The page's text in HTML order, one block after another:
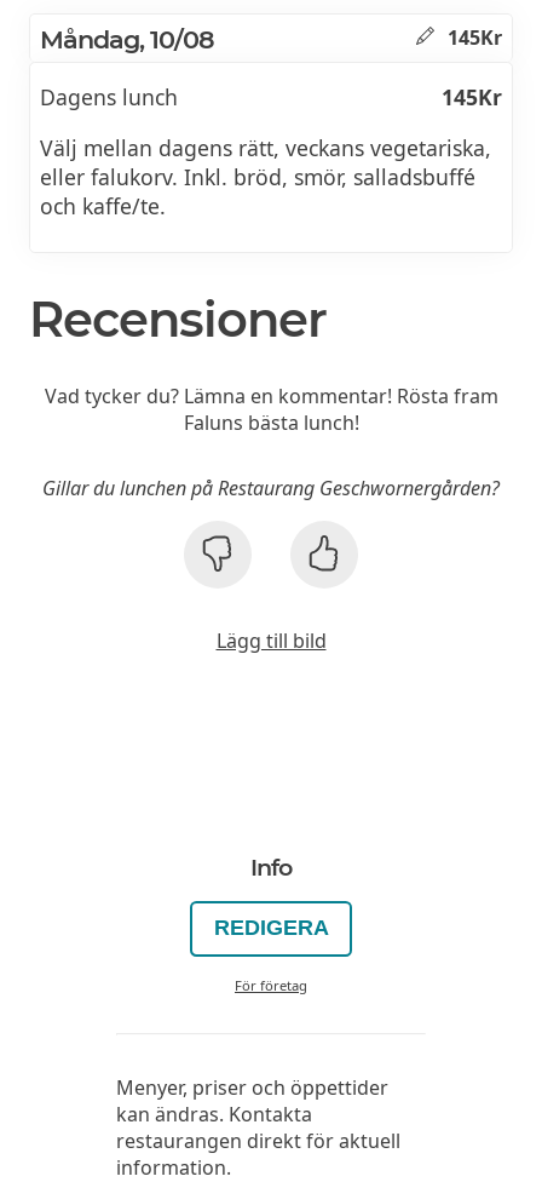
Måndag, 10/08 145Kr
Dagens lunch
145Kr
Välj mellan dagens rätt, veckans vegetariska,
eller falukorv. Inkl. bröd, smör, salladsbuffé
och kaffe/te.
Recensioner
Vad tycker du? Lämna en kommentar! Rösta fram
Faluns bästa lunch!
Gillar du lunchen på Restaurang Geschwornergården?
Lägg till bild
Info
REDIGERA
För företag
Menyer, priser och öppettider
kan ändras. Kontakta
restaurangen direkt för aktuell
information.